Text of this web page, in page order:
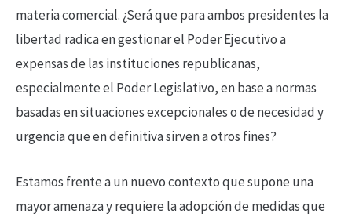
materia comercial. ¿Será que para ambos presidentes la
libertad radica en gestionar el Poder Ejecutivo a
expensas de las instituciones republicanas,
especialmente el Poder Legislativo, en base a normas
basadas en situaciones excepcionales o de necesidad y
urgencia que en definitiva sirven a otros fines?
Estamos frente a un nuevo contexto que supone una
mayor amenaza y requiere la adopción de medidas que